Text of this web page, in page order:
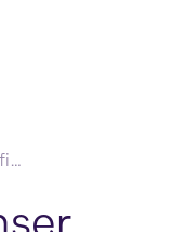
Episode 1 – Penser l’intelligence artificielle avec Raphaël Enthoven